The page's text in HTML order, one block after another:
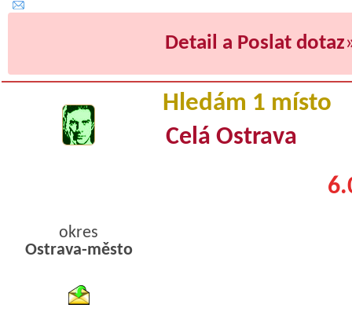
Detail a Poslat dotaz
Hledám 1 místo
Celá Ostrava
okres
Ostrava-město